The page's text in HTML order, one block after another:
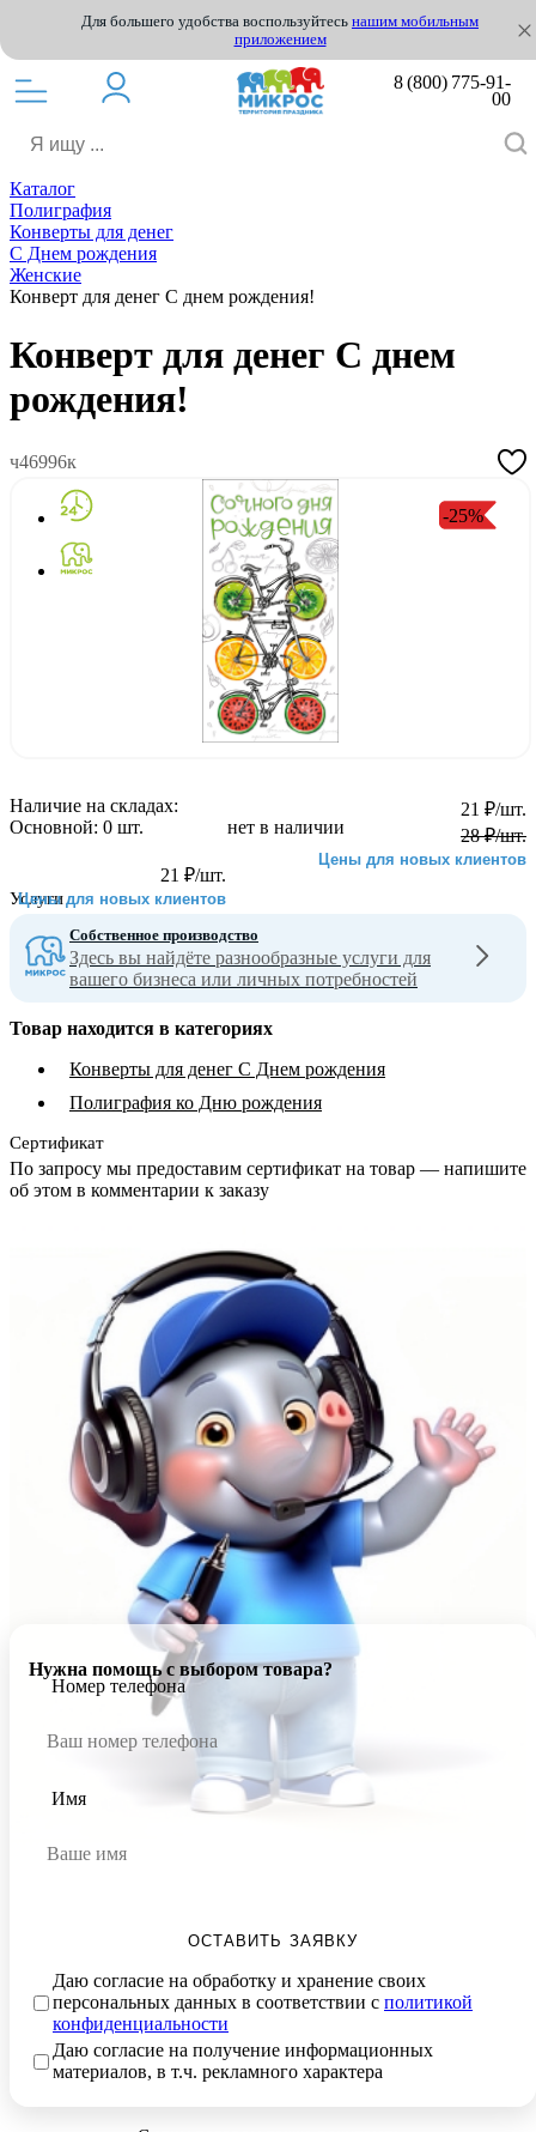
Для большего удобства воспользуйтесь нашим мобильным
приложением
8 (800) 775-91-
00
Каталог
Полиграфия
Конверты для денег
С Днем рождения
Женские
Конверт для денег С днем рождения!
Конверт для денег С днем
рождения!
ч46996к
-25%
21 ₽/шт.
28₽/шт.
Цены для новых клиентов
нет в наличии
21 ₽/шт.
Цены для новых клиентов
Наличие на складах:
Основной: 0 шт.
Услуги
Собственное производство
Здесь вы найдёте разнообразные услуги для
вашего бизнеса или личных потребностей
Товар находится в категориях
Конверты для денег С Днем рождения
Полиграфия ко Дню рождения
Сертификат
По запросу мы предоставим сертификат на товар — напишите
об этом в комментарии к заказу
Нужна помощь с выбором товара?
Номер телефона
Имя
ОСТАВИТЬ ЗАЯВКУ
Даю согласие на обработку и хранение своих
персональных данных в соответствии с политикой
конфиденциальности
Даю согласие на получение информационных
материалов, в т.ч. рекламного характера